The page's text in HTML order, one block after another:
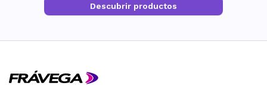
Descubrir productos